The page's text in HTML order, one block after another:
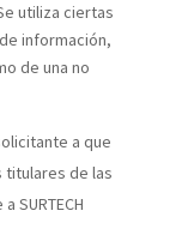
Se utiliza ciertas
información,
de una no
a que
titulares de las
SURTECH